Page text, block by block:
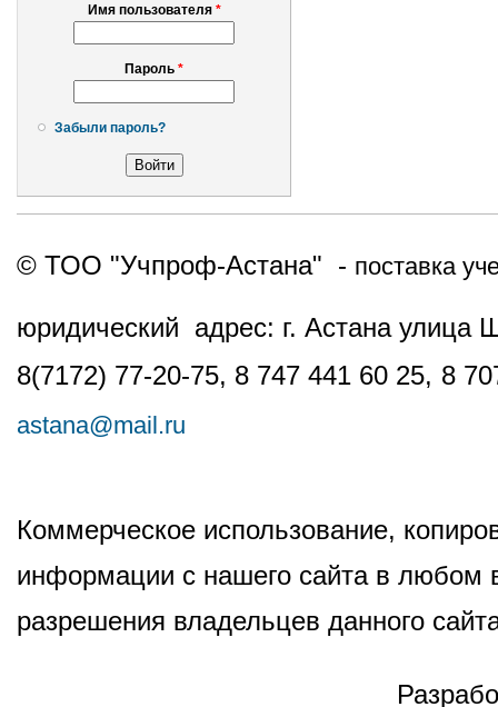
Имя пользователя *
Пароль *
Забыли пароль?
© ТОО "Учпроф-Астана" - поставка
юридический адрес: г. Астана
8(7172) 77-20-75, 8 747 441 60 25, 8
astana@mail.ru
Коммерческое использование,
информации с нашего сайта в любом
разрешения владельцев данного